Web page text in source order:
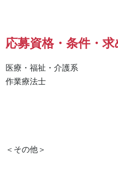
応募資格・条件・
医療・福祉・介護系
作業療法士